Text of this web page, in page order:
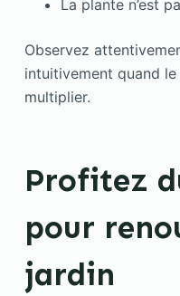
La plante n’est
Observez
intuitivement quand
multiplier.
Profitez
pour
jardin